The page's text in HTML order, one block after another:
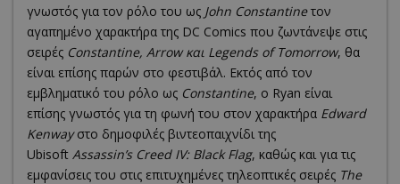
γνωστός για τον ρόλο του ως John Constantineτον
αγαπημένο χαρακτήρα της DC Comics που ζωντάνεψε στις
σειρές Constantine, Arrow και Legends of Tomorrow, θα
είναι επίσης παρών στο φεστιβάλ. Εκτός από τον
εμβληματικό του ρόλο ως Constantine, ο Ryan είναι
επίσης γνωστός για τη φωνή του στον χαρακτήρα Edward
Kenwayστο δημοφιλές βιντεοπαιχνίδι της
Ubisoft Assassin’s Creed IV: Black Flag, καθώς και για τις
εμφανίσεις του στις επιτυχημένες τηλεοπτικές σειρές The